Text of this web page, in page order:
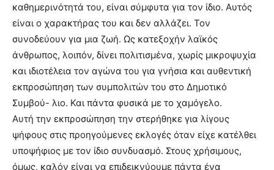
καθημερινότητά του, είναι σύμφυτα για τον ίδιο. Αυτός
είναι ο χαρακτήρας του και δεν αλλάζει. Τον
συνοδεύουν για μια ζωή. Ως κατεξοχήν λαϊκός
άνθρωπος, λοιπόν, δίνει πολιτισμένα, χωρίς μικροψυχία
και ιδιοτέλεια τον αγώνα του για γνήσια και αυθεντική
εκπροσώπηση των συμπολιτών του στο Δημοτικό
Συμβού- λιο. Και πάντα φυσικά με το χαμόγελο.
Αυτή την εκπροσώπηση την στερήθηκε για λίγους
ψήφους στις προηγούμενες εκλογές όταν είχε κατέλθει
υποψήφιος με τον ίδιο συνδυασμό. Στους χρήσιμους,
όμως, καλόν είναι να επιδεικνύουμε πάντα ένα